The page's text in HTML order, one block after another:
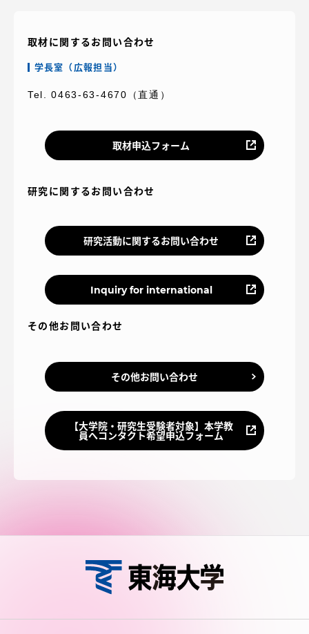
取材に関するお問い合わせ
学長室（広報担当）
Tel. 0463-63-4670（直通）
取材申込フォーム
研究に関するお問い合わせ
研究活動に関するお問い合わせ
Inquiry for international
その他お問い合わせ
その他お問い合わせ
【大学院・研究生受験者対象】本学教
員へコンタクト希望申込フォーム